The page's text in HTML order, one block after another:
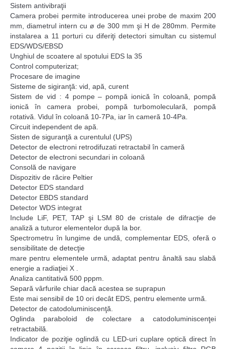
Sistem antivibraţii
Camera probei permite introducerea unei probe de maxim 200
mm, diametrul intern cu ø de 300 mm şi H de 280mm. Permite
instalarea a 11 porturi cu diferiţi detectori simultan cu sistemul
EDS/WDS/EBSD
Unghiul de scoatere al spotului EDS la 35
Control computerizat;
Procesare de imagine
Sisteme de sigiranţă: vid, apă, curent
Sistem de vid : 4 pompe – pompă ionică în coloană, pompă
ionică în camera probei, pompă turbomoleculară, pompă
rotativă. Vidul în coloană 10-7Pa, iar în cameră 10-4Pa.
Circuit independent de apă.
Sisten de siguranţă a curentulul (UPS)
Detector de electroni retrodifuzati retractabil în cameră
Detector de electroni secundari in coloană
Consolă de navigare
Dispozitiv de răcire Peltier
Detector EDS standard
Detector EBDS standard
Detector WDS integrat
Include LiF, PET, TAP şi LSM 80 de cristale de difracţie de
analiză a tuturor elementelor după la bor.
Spectrometru în lungime de undă, complementar EDS, oferă o
sensibilitate de detecţie
mare pentru elementele urmă, adaptat pentru ânaltă sau slabă
energie a radiaţiei X .
Analiza cantitativă 500 pppm.
Separă vârfurile chiar dacă acestea se suprapun
Este mai sensibil de 10 ori decât EDS, pentru elemente urmă.
Detector de catodoluminiscenţă.
Oglinda paraboloid de colectare a catodoluminiscenţei
retractabilă.
Indicator de poziţie oglindă cu LED-uri cuplare optică direct în